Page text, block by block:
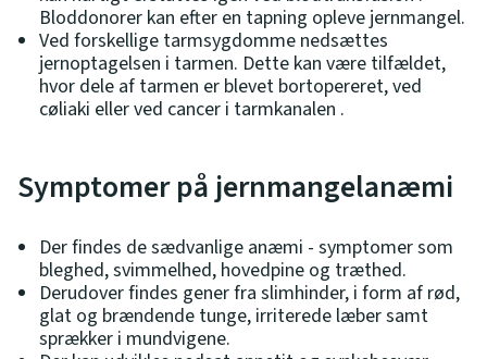
Bloddonorer kan efter en tapning opleve jernmangel.
Ved forskellige tarmsygdomme nedsættes
jernoptagelsen i tarmen. Dette kan være tilfældet,
hvor dele af tarmen er blevet bortopereret, ved
cøliaki eller ved cancer i tarmkanalen .
Symptomer på jernmangelanæmi
Der findes de sædvanlige anæmi - symptomer som
bleghed, svimmelhed, hovedpine og træthed.
Derudover findes gener fra slimhinder, i form af rød,
glat og brændende tunge, irriterede læber samt
sprækker i mundvigene.